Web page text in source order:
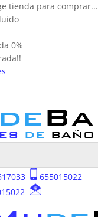
tienda para comprar...
0%
655015022